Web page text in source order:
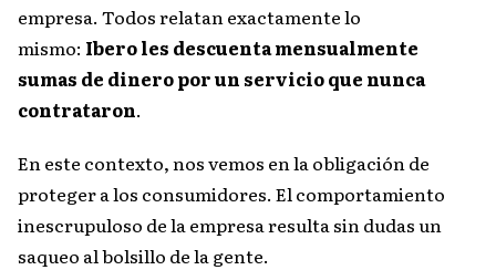
empresa. Todos relatan exactamente lo
mismo: Ibero les descuenta mensualmente
sumas de dinero por un servicio que nunca
contrataron.
En este contexto, nos vemos en la obligación de
proteger a los consumidores. El comportamiento
inescrupuloso de la empresa resulta sin dudas un
saqueo al bolsillo de la gente.